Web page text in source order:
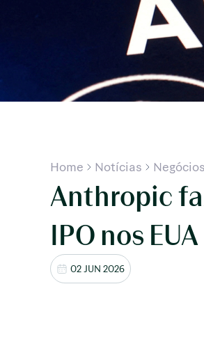
Home Notícias Negócios
Anthropic
IPO nos EUA
02 JUN 2026